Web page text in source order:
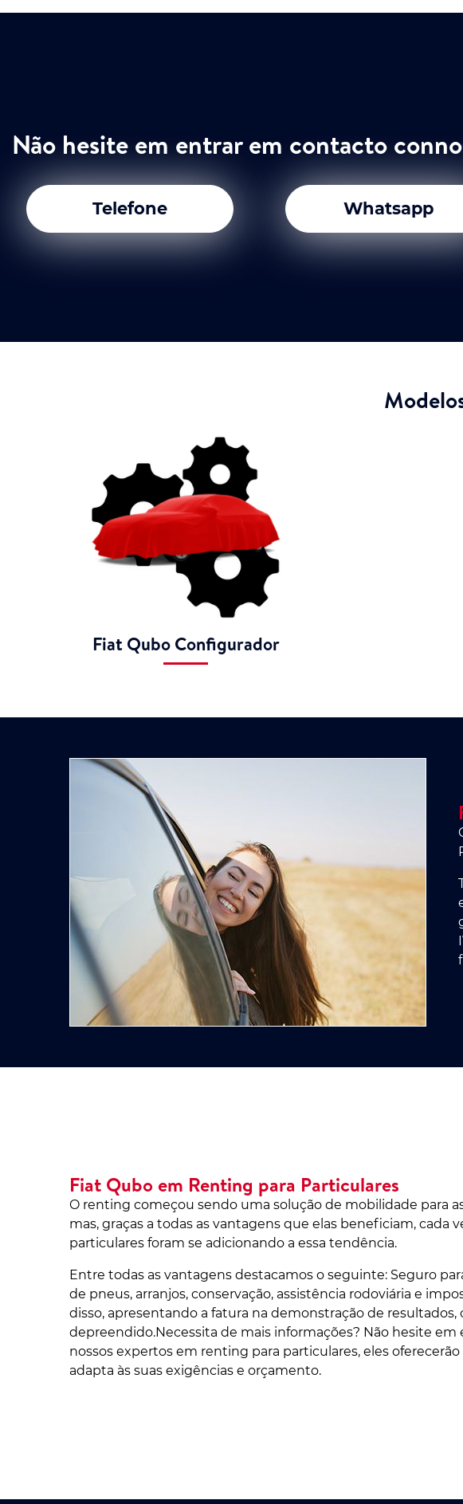
Não hesite em entrar em contacto
Telefone Whatsapp
Fiat Qubo Configurador
Fiat Qubo em Renting para Particulares
O renting começou sendo uma solução de mobilidade para
mas, graças a todas as vantagens que elas beneficiam, cada
particulares foram se adicionando a essa tendência.
Entre todas as vantagens destacamos o seguinte: Seguro
de pneus, arranjos, conservação, assistência rodoviária e
disso, apresentando a fatura na demonstração de resultados,
depreendido.Necessita de mais informações? Não hesite
nossos expertos em renting para particulares, eles
adapta às suas exigências e orçamento.